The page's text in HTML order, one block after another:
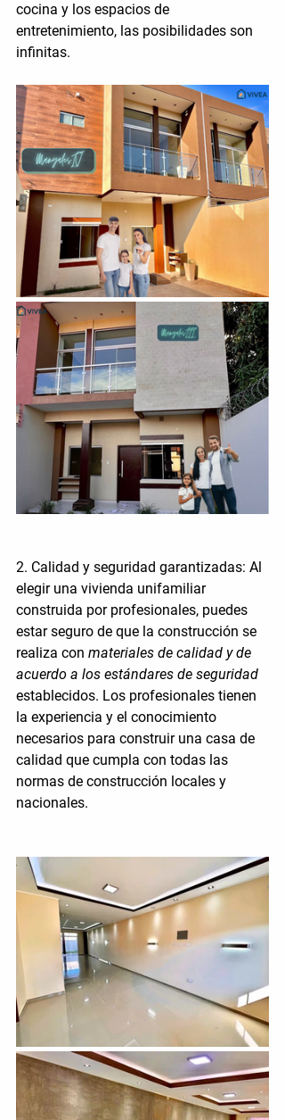
cocina y los espacios de
entretenimiento, las posibilidades son
infinitas.
2. Calidad y seguridad garantizadas: Al
elegir una vivienda unifamiliar
construida por profesionales, puedes
estar seguro de que la construcción se
realiza con materiales de calidad y de
acuerdo a los estándares de seguridad
establecidos. Los profesionales tienen
la experiencia y el conocimiento
necesarios para construir una casa de
calidad que cumpla con todas las
normas de construcción locales y
nacionales.